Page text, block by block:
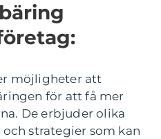
möjligheter att
för att få mer
De erbjuder olika
strategier som kan